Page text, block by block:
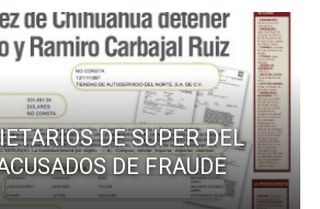
DE SUPER DEL
DE FRAUDE